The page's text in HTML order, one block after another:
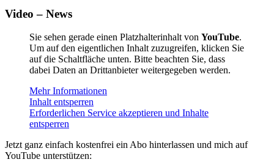
Video – News
Sie sehen gerade einen Platzhalterinhalt von YouTube.
Um auf den eigentlichen Inhalt zuzugreifen, klicken Sie
auf die Schaltfläche unten. Bitte beachten Sie, dass
dabei Daten an Drittanbieter weitergegeben werden.
Mehr Informationen
Inhalt entsperren
Erforderlichen Service akzeptieren und Inhalte
entsperren
Jetzt ganz einfach kostenfrei ein Abo hinterlassen und mich auf
YouTube unterstützen: